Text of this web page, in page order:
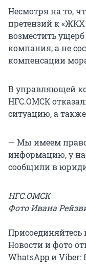
Несмотря на то,
претензий к «ЖКХ
возместить
компания, а не
компенсации
В управляющей
НГС.ОМСК
ситуацию, а
— Мы имеем право
информацию, у
сообщили в
НГС.ОМСК
Фото Ивана
Новости и фото
WhatsApp и Viber: